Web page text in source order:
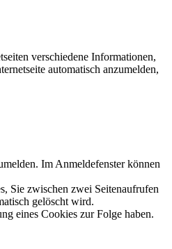
verschiedene Informationen,
automatisch anzumelden,
Im Anmeldefenster können
Sie zwischen zwei Seitenaufrufen
gelöscht wird.
eines Cookies zur Folge haben.